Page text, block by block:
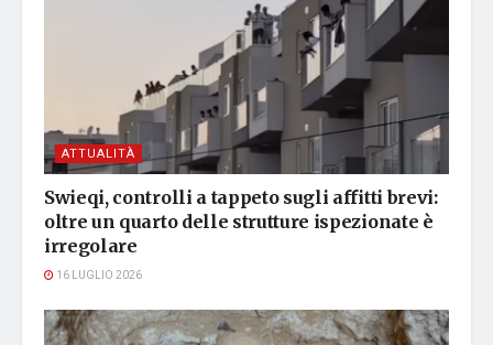
ATTUALITÀ
Swieqi, controlli a tappeto sugli affitti brevi:
oltre un quarto delle strutture ispezionate è
irregolare
16 LUGLIO 2026